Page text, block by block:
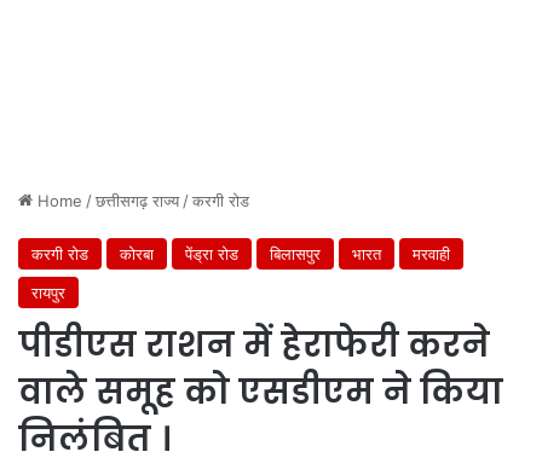
Home /छत्तीसगढ़ राज्य/करगी रोड
करगी रोड कोरबा पेंड्रा रोड बिलासपुर भारत
मरवाही
रायपुर
पीडीएस राशन में हेराफेरी करने
वाले समूह को एसडीएम ने किया
निलंबित ।